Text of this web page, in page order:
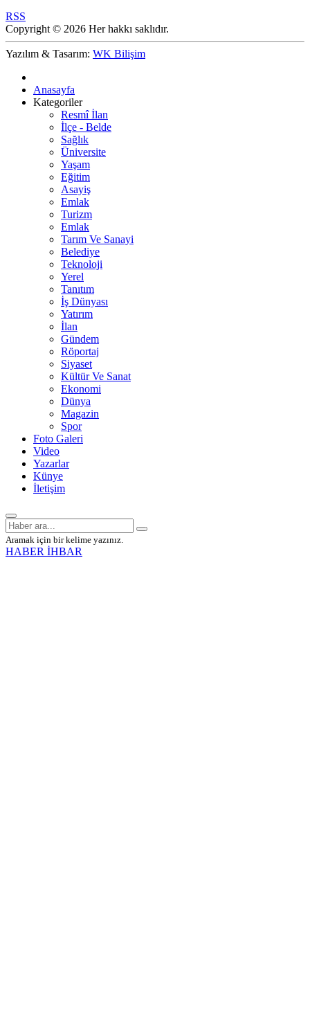
RSS
Copyright © 2026 Her hakkı saklıdır.
Yazılım & Tasarım: WK Bilişim
Anasayfa
Kategoriler
Resmî İlan
İlçe - Belde
Sağlık
Üniversite
Yaşam
Eğitim
Asayiş
Emlak
Turizm
Emlak
Tarım Ve Sanayi
Belediye
Teknoloji
Yerel
Tanıtım
İş Dünyası
Yatırım
İlan
Gündem
Röportaj
Siyaset
Kültür Ve Sanat
Ekonomi
Dünya
Magazin
Spor
Foto Galeri
Video
Yazarlar
Künye
İletişim
Aramak için bir kelime yazınız.
HABER İHBAR